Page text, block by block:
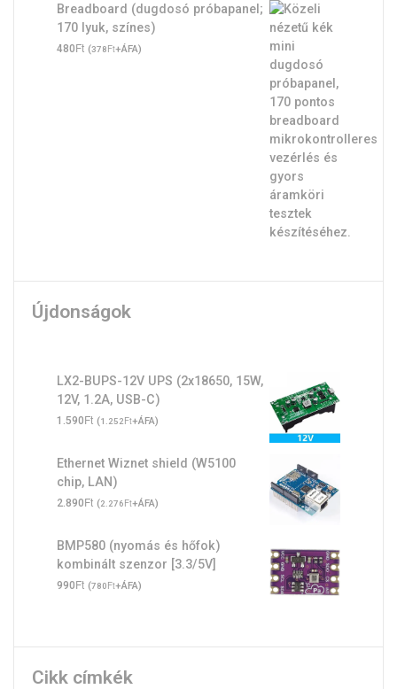
Breadboard (dugdosó próbapanel;
170 lyuk, színes)
480Ft (378Ft+ÁFA)
Újdonságok
LX2-BUPS-12V UPS (2x18650, 15W,
12V, 1.2A, USB-C)
1.590Ft (1.252Ft+ÁFA)
Ethernet Wiznet shield (W5100
chip, LAN)
2.890Ft (2.276Ft+ÁFA)
BMP580 (nyomás és hőfok)
kombinált szenzor [3.3/5V]
990Ft (780Ft+ÁFA)
Cikk címkék